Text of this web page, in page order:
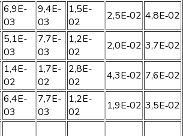
6,9E-
03
9,4E-
03
1,5E-
02
2,5E‑02 4,8E‑02
5,1E-
03
7,7E-
03
1,2E-
02
2,0E‑02 3,7E‑02
1,4E-
02
1,7E-
02
2,8E-
02
4,3E‑02 7,6E‑02
6,4E-
03
7,7E-
03
1,2E-
02
1,9E‑02 3,5E‑02